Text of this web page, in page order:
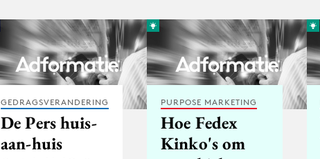
GEDRAGSVERANDERING
De Pers huis-
aan-huis
PURPOSE MARKETING
Hoe Fedex
Kinko's om